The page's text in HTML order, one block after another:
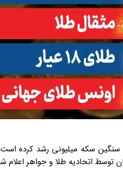
سکه میلیونی رشد کرده